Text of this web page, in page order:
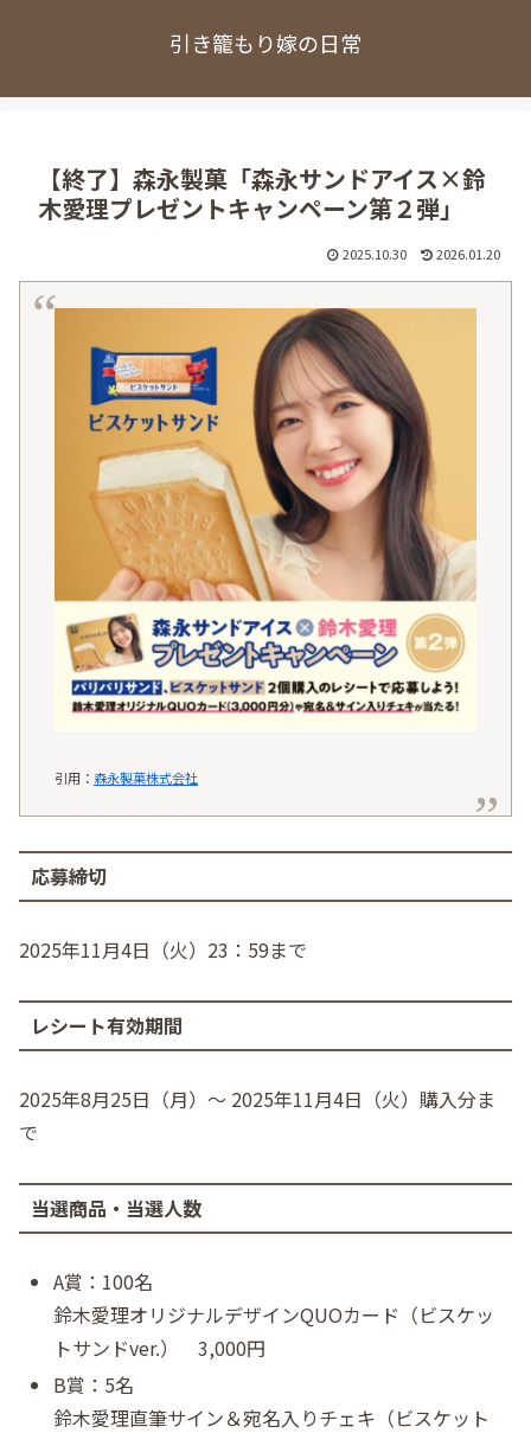
引き籠もり嫁の日常
【終了】森永製菓「森永サンドアイス×鈴
木愛理プレゼントキャンペーン第２弾」
2025.10.30 2026.01.20
引用： 森永製菓株式会社
応募締切
2025年11月4日（火）23：59まで
レシート有効期間
2025年8月25日（月）～ 2025年11月4日（火）購入分ま
で
当選商品・当選人数
A賞：100名
鈴木愛理オリジナルデザインQUOカード（ビスケッ
トサンドver.） 3,000円
B賞：5名
鈴木愛理直筆サイン＆宛名入りチェキ（ビスケット